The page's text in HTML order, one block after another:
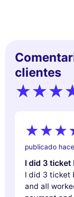
clientes
publicado
I did 3
I did 3 ticket
and all